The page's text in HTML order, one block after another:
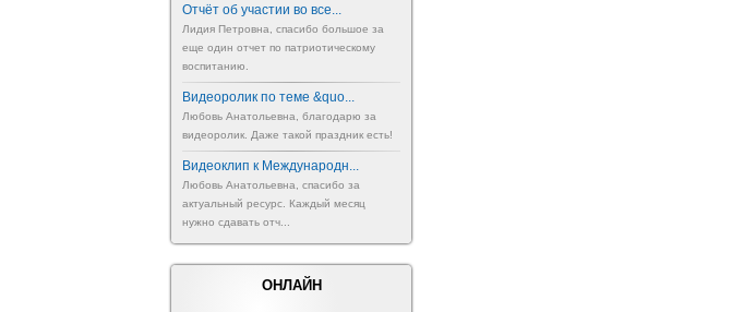
Отчёт об участии во все...
Лидия Петровна, спасибо большое за
еще один отчет по патриотическому
воспитанию.
Видеоролик по теме &quo...
Любовь Анатольевна, благодарю за
видеоролик. Даже такой праздник есть!
Видеоклип к Международн...
Любовь Анатольевна, спасибо за
актуальный ресурс. Каждый месяц
нужно сдавать отч...
ОНЛАЙН